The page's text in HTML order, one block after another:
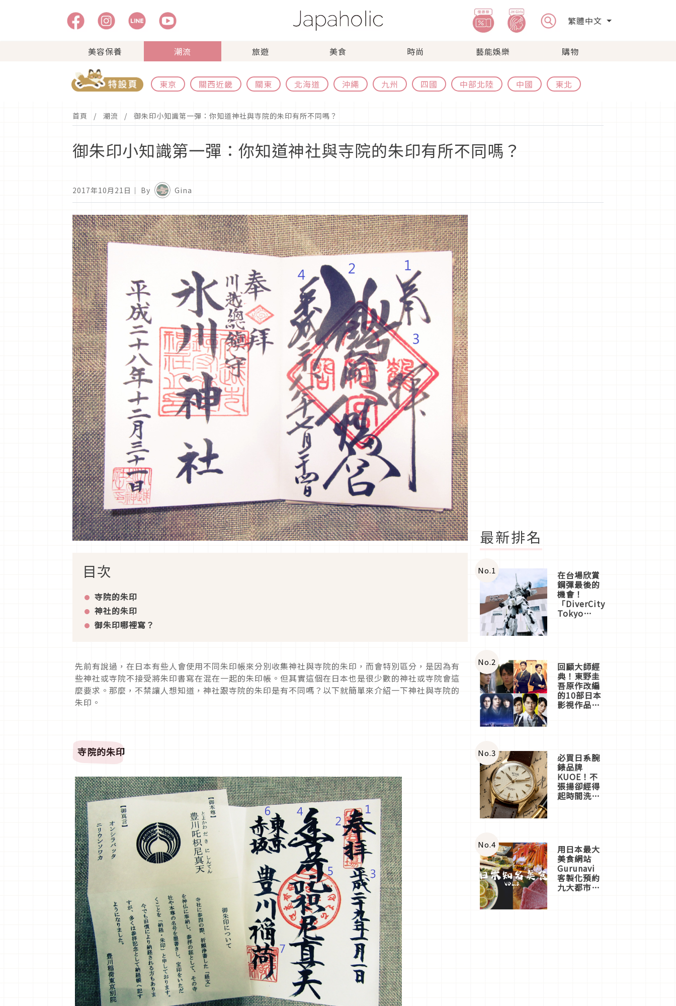
繁體中文
美容保養 潮流 旅遊 美食 時尚 藝能娛樂 購物
東京 關西近畿 關東 北海道 沖繩 九州 四國 中部北陸 中國 東北
首頁 潮流 御朱印小知識第一彈：你知道神社與寺院的朱印有所不同嗎？
御朱印小知識第一彈：你知道神社與寺院的朱印有所不同嗎？
2017年10月21日 ｜ By Gina
目次
寺院的朱印
神社的朱印
御朱印哪裡寫？
先前有說過，在日本有些人會使用不同朱印帳來分別收集神社與寺院的朱印，而會特別區分，是因為有
些神社或寺院不接受將朱印書寫在混在一起的朱印帳。但其實這個在日本也是很少數的神社或寺院會這
麼要求。那麼，不禁讓人想知道，神社跟寺院的朱印是有不同嗎？以下就簡單來介紹一下神社與寺院的
朱印。
寺院的朱印
最新排名
No.1 在台場欣賞
鋼彈最後的
機會！
「DiverCity
Tokyo
體驗
No.2 回顧大師經
典！東野圭
吾原作改編
的10部日本
影視作品推
No.3 必買日系腕
錶品牌
KUOE！不
張揚卻經得
起時間洗鍊
No.4 用日本最大
美食網站
Gurunavi
客製化預約
九大都市餐